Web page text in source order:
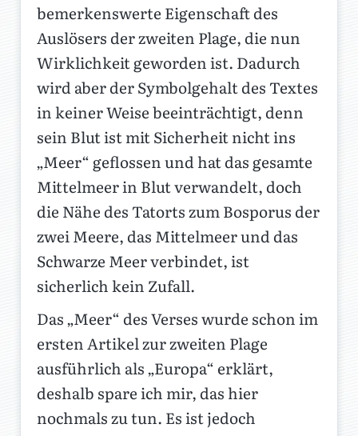
bemerkenswerte Eigenschaft des
Auslösers der zweiten Plage, die nun
Wirklichkeit geworden ist. Dadurch
wird aber der Symbolgehalt des Textes
in keiner Weise beeinträchtigt, denn
sein Blut ist mit Sicherheit nicht ins
„Meer“ geflossen und hat das gesamte
Mittelmeer in Blut verwandelt, doch
die Nähe des Tatorts zum Bosporus der
zwei Meere, das Mittelmeer und das
Schwarze Meer verbindet, ist
sicherlich kein Zufall.
Das „Meer“ des Verses wurde schon im
ersten Artikel zur zweiten Plage
ausführlich als „Europa“ erklärt,
deshalb spare ich mir, das hier
nochmals zu tun. Es ist jedoch